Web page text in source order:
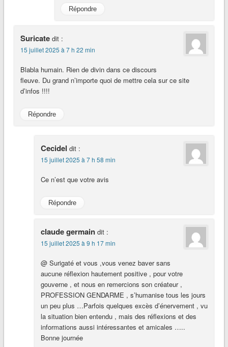
Répondre
Suricate dit :
15 juillet 2025 à 7 h 22 min
Blabla humain. Rien de divin dans ce discours
fleuve. Du grand n’importe quoi de mettre cela sur ce site
d’infos !!!!
Répondre
Cecidel dit :
15 juillet 2025 à 7 h 58 min
Ce n’est que votre avis
Répondre
claude germain dit :
15 juillet 2025 à 9 h 17 min
@ Surigaté et vous ,vous venez baver sans
aucune réflexion hautement positive , pour votre
gouverne , et nous en remercions son créateur ,
PROFESSION GENDARME , s’humanise tous les jours
un peu plus …Parfois quelques excès d’énervement , vu
la situation bien entendu , mais des réflexions et des
informations aussi intéressantes et amicales …..
Bonne journée